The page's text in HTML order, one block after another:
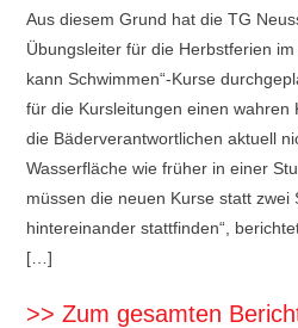
Aus diesem Grund hat die TG
Übungsleiter für die Herbstferien
kann Schwimmen“-Kurse
für die Kursleitungen einen wahren
die Bäderverantwortlichen aktuell
Wasserfläche wie früher in einer
müssen die neuen Kurse statt zwei
hintereinander stattfinden“,
[…]
>> Zum gesamten